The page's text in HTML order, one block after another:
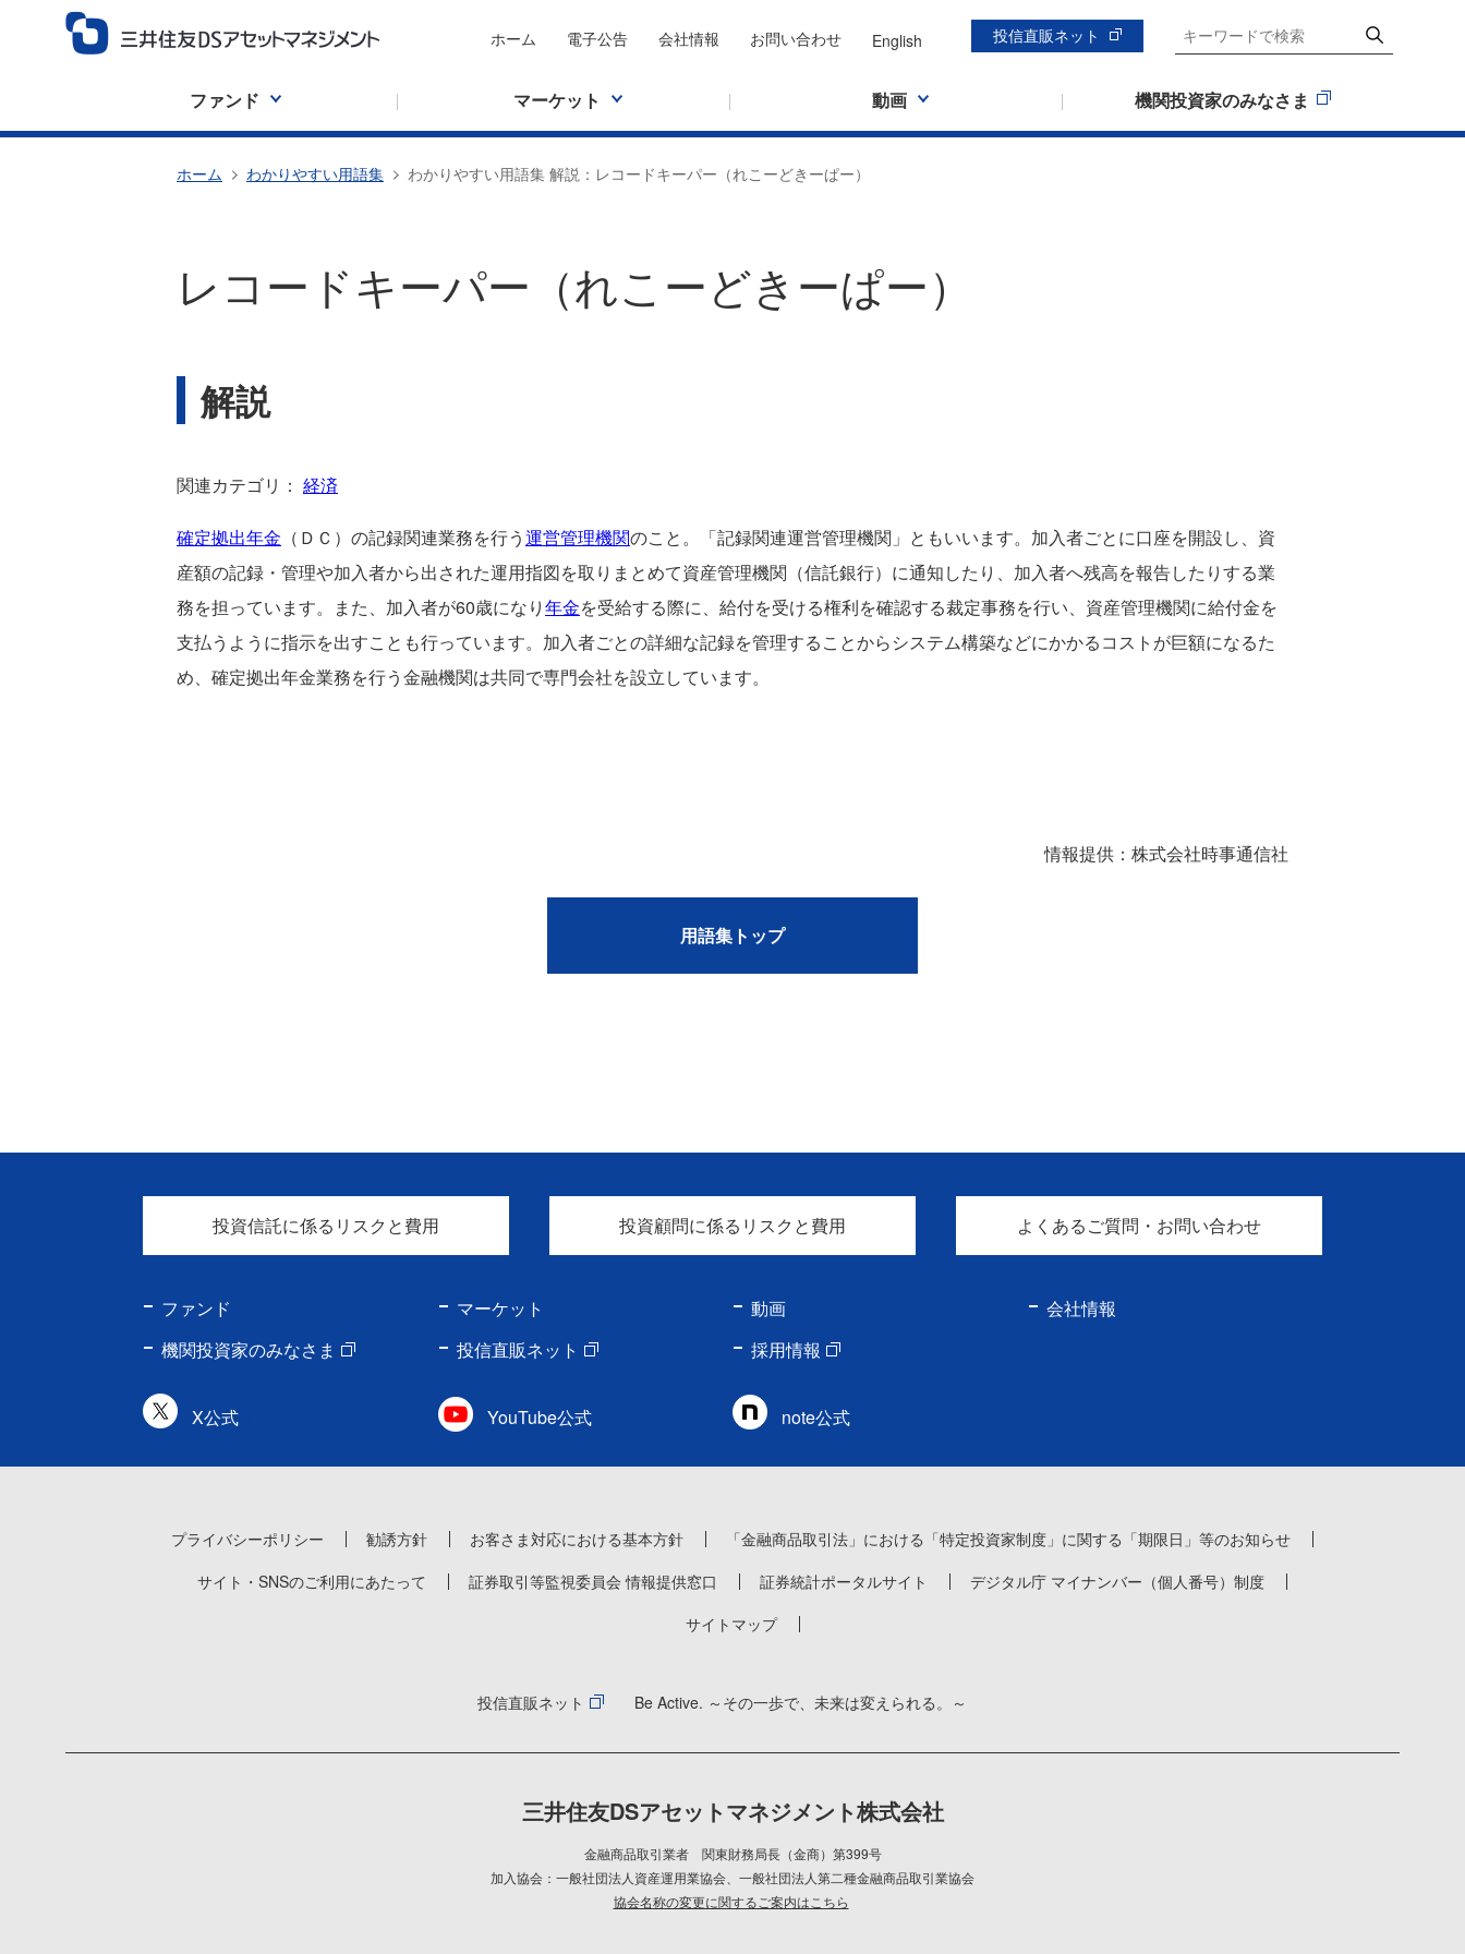
ホーム 電子公告 会社情報 お問い合わせ English 投信直販ネット
ファンド マーケット 動画 機関投資家のみなさま
ホーム わかりやすい用語集 わかりやすい用語集 解説：レコードキーパー（れこーどきーぱー）
レコードキーパー（れこーどきーぱー）
解説
関連カテゴリ： 経済
確定拠出年金 （ＤＣ）の記録関連業務を行う運営管理機関のこと。「記録関連運営管理機関」ともいいます。加入者ごとに口座を開設し、資
産額の記録・管理や加入者から出された運用指図を取りまとめて資産管理機関（信託銀行）に通知したり、加入者へ残高を報告したりする業
務を担っています。また、加入者が60歳になり年金を受給する際に、給付を受ける権利を確認する裁定事務を行い、資産管理機関に給付金を
支払うように指示を出すことも行っています。加入者ごとの詳細な記録を管理することからシステム構築などにかかるコストが巨額になるた
め、確定拠出年金業務を行う金融機関は共同で専門会社を設立しています。
情報提供：株式会社時事通信社
用語集トップ
投資信託に係るリスクと費用 投資顧問に係るリスクと費用 よくあるご質問・お問い合わせ
ファンド マーケット 動画
会社情報
機関投資家のみなさま
投信直販ネット 採用情報
X公式 YouTube公式 note公式
プライバシーポリシー 勧誘方針 お客さま対応における基本方針
「金融商品取引法」における「特定投資家制度」に関する「期限日」等のお知らせ
サイト・SNSのご利用にあたって
証券取引等監視委員会 情報提供窓口 証券統計ポータルサイト
デジタル庁 マイナンバー（個人番号）制度
サイトマップ
投信直販ネット Be Active. ～その一歩で、未来は変えられる。～
三井住友DSアセットマネジメント株式会社
金融商品取引業者 関東財務局長（金商）第399号
加入協会：一般社団法人資産運用業協会
一般社団法人第二種金融商品取引業協会
協会名称の変更に関するご案内はこちら